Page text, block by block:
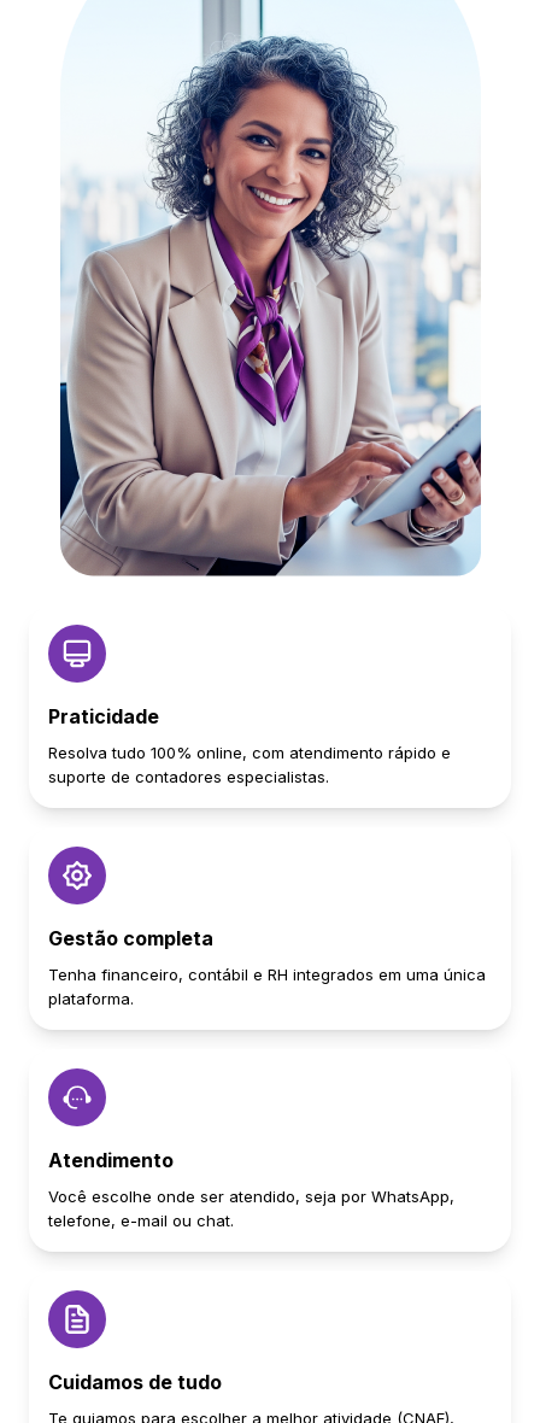
Praticidade
Resolva tudo 100% online, com atendimento rápido e
suporte de contadores especialistas.
Gestão completa
Tenha financeiro, contábil e RH integrados em uma única
plataforma.
Atendimento
Você escolhe onde ser atendido, seja por WhatsApp,
telefone, e-mail ou chat.
Cuidamos de tudo
Te guiamos para escolher a melhor atividade (CNAE),